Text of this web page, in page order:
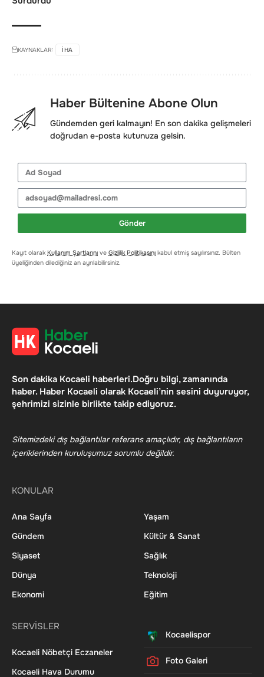
KAYNAKLAR: IHA
Haber Bültenine Abone Olun
Gündemden geri kalmayın! En son dakika gelişmeleri
doğrudan e-posta kutunuza gelsin.
Gönder
Kayıt olarak Kullanım Şartlarını ve Gizlilik Politikasını kabul etmiş sayılırsınız. Bülten
üyeliğinden dilediğiniz an ayrılabilirsiniz.
Son dakika Kocaeli haberleri.Doğru bilgi, zamanında
haber. Haber Kocaeli olarak Kocaeli’nin sesini duyuruyor,
şehrimizi sizinle birlikte takip ediyoruz.
Sitemizdeki dış bağlantılar referans amaçlıdır, dış bağlantıların
içeriklerinden kuruluşumuz sorumlu değildir.
KONULAR
Ana Sayfa
Gündem
Siyaset
Dünya
Ekonomi
Yaşam
Kültür & Sanat
Sağlık
Teknoloji
Eğitim
SERVİSLER
Kocaeli Nöbetçi Eczaneler
Kocaeli Hava Durumu
Kocaelispor
Foto Galeri